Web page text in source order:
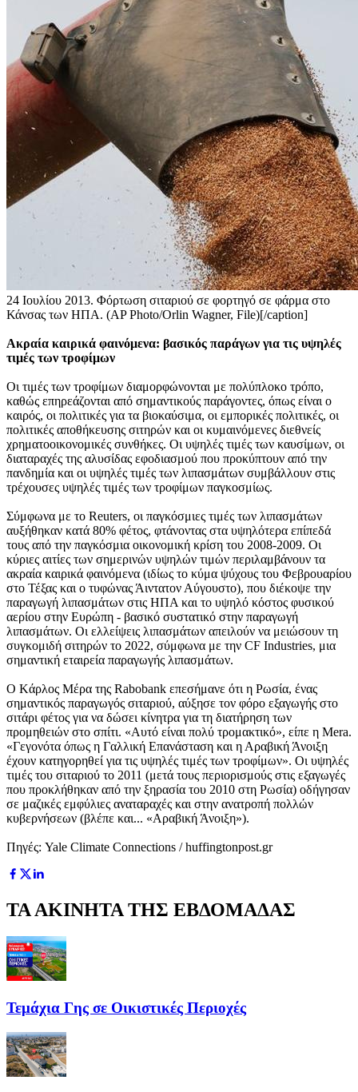
24 Ιουλίου 2013. Φόρτωση σιταριού σε φορτηγό σε φάρμα στο
Κάνσας των ΗΠΑ. (AP Photo/Orlin Wagner, File)[/caption]
Ακραία καιρικά φαινόμενα: βασικός παράγων για τις υψηλές
τιμές των τροφίμων
Οι τιμές των τροφίμων διαμορφώνονται με πολύπλοκο τρόπο,
καθώς επηρεάζονται από σημαντικούς παράγοντες, όπως είναι ο
καιρός, οι πολιτικές για τα βιοκαύσιμα, οι εμπορικές πολιτικές, οι
πολιτικές αποθήκευσης σιτηρών και οι κυμαινόμενες διεθνείς
χρηματοοικονομικές συνθήκες. Οι υψηλές τιμές των καυσίμων, οι
διαταραχές της αλυσίδας εφοδιασμού που προκύπτουν από την
πανδημία και οι υψηλές τιμές των λιπασμάτων συμβάλλουν στις
τρέχουσες υψηλές τιμές των τροφίμων παγκοσμίως.
Σύμφωνα με το Reuters, οι παγκόσμιες τιμές των λιπασμάτων
αυξήθηκαν κατά 80% φέτος, φτάνοντας στα υψηλότερα επίπεδά
τους από την παγκόσμια οικονομική κρίση του 2008-2009. Οι
κύριες αιτίες των σημερινών υψηλών τιμών περιλαμβάνουν τα
ακραία καιρικά φαινόμενα (ιδίως το κύμα ψύχους του Φεβρουαρίου
στο Τέξας και ο τυφώνας Άιντατον Αύγουστο), που διέκοψε την
παραγωγή λιπασμάτων στις ΗΠΑ και το υψηλό κόστος φυσικού
αερίου στην Ευρώπη - βασικό συστατικό στην παραγωγή
λιπασμάτων. Οι ελλείψεις λιπασμάτων απειλούν να μειώσουν τη
συγκομιδή σιτηρών το 2022, σύμφωνα με την CF Industries, μια
σημαντική εταιρεία παραγωγής λιπασμάτων.
Ο Kάρλος Μέρα της Rabobank επεσήμανε ότι η Ρωσία, ένας
σημαντικός παραγωγός σιταριού, αύξησε τον φόρο εξαγωγής στο
σιτάρι φέτος για να δώσει κίνητρα για τη διατήρηση των
προμηθειών στο σπίτι. «Αυτό είναι πολύ τρομακτικό», είπε η Mera.
«Γεγονότα όπως η Γαλλική Επανάσταση και η Αραβική Άνοιξη
έχουν κατηγορηθεί για τις υψηλές τιμές των τροφίμων». Οι υψηλές
τιμές του σιταριού το 2011 (μετά τους περιορισμούς στις εξαγωγές
που προκλήθηκαν από την ξηρασία του 2010 στη Ρωσία) οδήγησαν
σε μαζικές εμφύλιες αναταραχές και στην ανατροπή πολλών
κυβερνήσεων (βλέπε και... «Αραβική Άνοιξη»).
Πηγές: Yale Climate Connections / huffingtonpost.gr
ΤΑ ΑΚΙΝΗΤΑ ΤΗΣ ΕΒΔΟΜΑΔΑΣ
Τεμάχια Γης σε Οικιστικές Περιοχές